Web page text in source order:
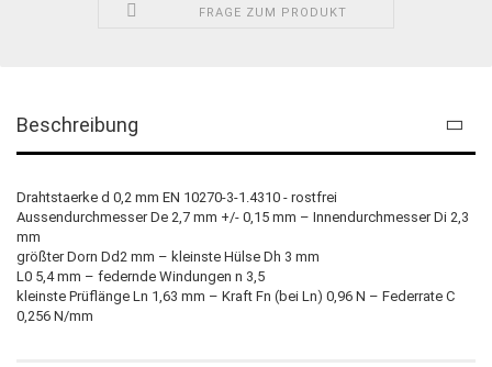
FRAGE ZUM PRODUKT
Beschreibung
Drahtstaerke d 0,2 mm EN 10270-3-1.4310 - rostfrei
Aussendurchmesser De 2,7 mm +/- 0,15 mm – Innendurchmesser Di 2,3
mm
größter Dorn Dd2 mm – kleinste Hülse Dh 3 mm
L0 5,4 mm – federnde Windungen n 3,5
kleinste Prüflänge Ln 1,63 mm – Kraft Fn (bei Ln) 0,96 N – Federrate C
0,256 N/mm